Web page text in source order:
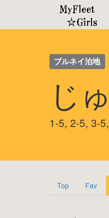
ブルネイ泊地
じ
1-5, 2-5, 3-
Top Fav